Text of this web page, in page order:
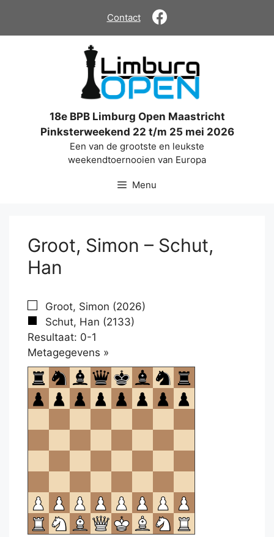
de
Contact
18e BPB Limburg Open Maastricht
Pinksterweekend 22 t/m 25 mei 2026
Een van de grootste en leukste
weekendtoernooien van Europa
Menu
Groot, Simon – Schut,
Han
Groot, Simon (2026)
Schut, Han (2133)
Resultaat: 0-1
Metagegevens »
om
te
openen.